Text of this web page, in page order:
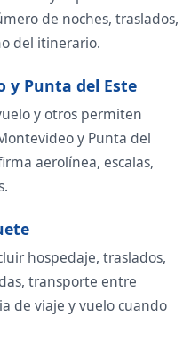
de noches, traslados,
del itinerario.
y Punta del Este
y otros permiten
y Punta del
aerolínea, escalas,
hospedaje, traslados,
transporte entre
de viaje y vuelo cuando